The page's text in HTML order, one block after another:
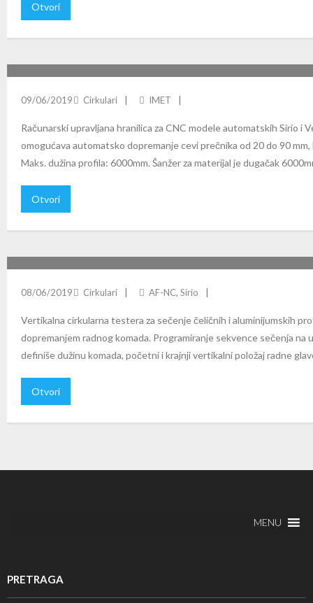
Otvori
09/06/2019 Cirkulari IMET
Računarski upravljana hranilica za CNC modele automatskih Sirio i
omogućava automatsko dopremanje cevi prečnika od 20 do 90
Maks. dužina profila: 6000mm. Šanžer za materijal je dugačak
Otvori
08/06/2019 Cirkulari AF-NC, Sirio
Vertikalna cirkularna testera za sečenje čeličnih i aluminijumskih
dopremanjem radnog komada. Programiranje sekvence sečenja
definiše dužinu komada, početni i krajnji vertikalni položaj radne
Otvori
MENU
PRETRAGA